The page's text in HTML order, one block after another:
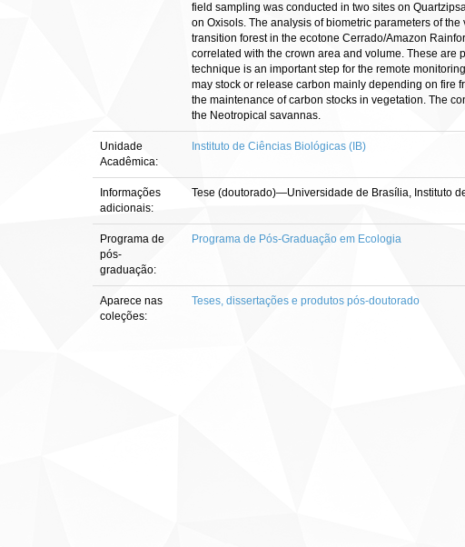
field sampling was conducted in two sites on
on Oxisols. The analysis of biometric parameters of
transition forest in the ecotone Cerrado/Amazon
correlated with the crown area and volume. These are
technique is an important step for the remote
may stock or release carbon mainly depending on fire
the maintenance of carbon stocks in vegetation. The
the Neotropical savannas.
Unidade
Acadêmica:
Instituto de Ciências Biológicas (IB)
Informações
adicionais:
Tese (doutorado)—Universidade de Brasília, Instituto
Programa de
pós-
graduação:
Programa de Pós-Graduação em Ecologia
Aparece nas
coleções:
Teses, dissertações e produtos pós-doutorado